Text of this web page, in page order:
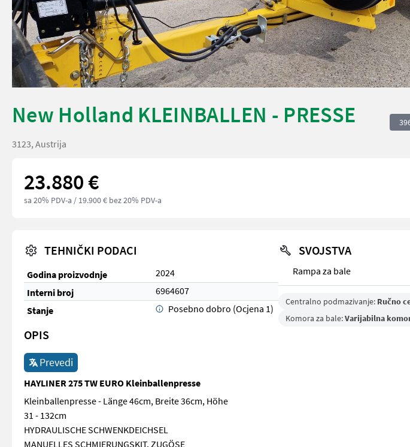
New Holland KLEINBALLEN - PRESSE
3123, Austrija
23.880 €
sa 20% PDV-a / 19.900 € bez 20% PDV-a
TEHNIČKI PODACI
Godina proizvodnje
2024
Interni broj
6964607
Stanje
Posebno dobro (Ocjena 1)
SVOJSTVA
Rampa za bale
Centralno podmazivanje: Ručno
Komora za bale:Varijabilna
OPIS
Prevedi
HAYLINER 275 TW EURO Kleinballenpresse
Kleinballenpresse - Länge 46cm, Breite 36cm, Höhe
31 - 132cm
HYDRAULISCHE SCHWENKDEICHSEL
MANUELLES SCHMIERUNGSKIT, ZUGÖSE